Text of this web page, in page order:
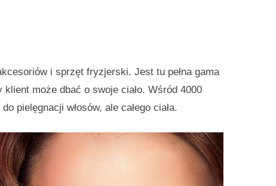
i sprzęt fryzjerski. Jest tu pełna gama
może dbać o swoje ciało. Wśród 4000
pielęgnacji włosów, ale całego ciała.